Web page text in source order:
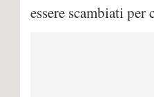
essere scambiati